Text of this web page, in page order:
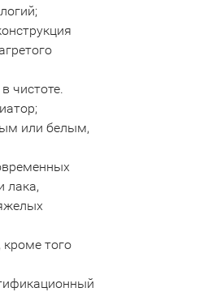
чистоте.
или белым,
лака,
того